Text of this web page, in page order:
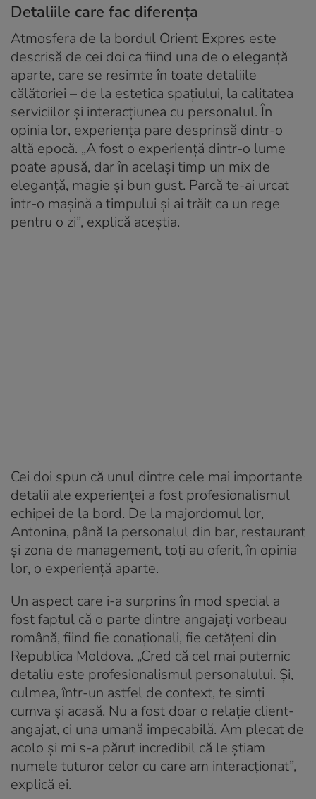
Detaliile care fac diferența
Atmosfera de la bordul Orient Expres este
descrisă de cei doi ca fiind una de o eleganță
aparte, care se resimte în toate detaliile
călătoriei – de la estetica spațiului, la calitatea
serviciilor și interacțiunea cu personalul. În
opinia lor, experiența pare desprinsă dintr-o
altă epocă. „A fost o experiență dintr-o lume
poate apusă, dar în același timp un mix de
eleganță, magie și bun gust. Parcă te-ai urcat
într-o mașină a timpului și ai trăit ca un rege
pentru o zi”, explică aceștia.
Cei doi spun că unul dintre cele mai importante
detalii ale experienței a fost profesionalismul
echipei de la bord. De la majordomul lor,
Antonina, până la personalul din bar, restaurant
și zona de management, toți au oferit, în opinia
lor, o experiență aparte.
Un aspect care i-a surprins în mod special a
fost faptul că o parte dintre angajați vorbeau
română, fiind fie conaționali, fie cetățeni din
Republica Moldova. „Cred că cel mai puternic
detaliu este profesionalismul personalului. Și,
culmea, într-un astfel de context, te simți
cumva și acasă. Nu a fost doar o relație client-
angajat, ci una umană impecabilă. Am plecat de
acolo și mi s-a părut incredibil că le știam
numele tuturor celor cu care am interacționat”,
explică ei.